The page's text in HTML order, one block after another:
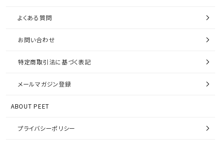
よくある質問
お問い合わせ
特定商取引法に基づく表記
メールマガジン登録
ABOUT PEET
プライバシーポリシー